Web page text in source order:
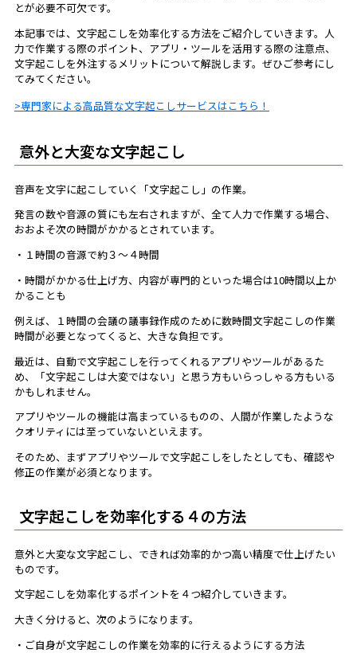
o
o
とが必要不可欠です。
本記事では、文字起こしを効率化する方法をご紹介していきます。人
力で作業する際のポイント、アプリ・ツールを活用する際の注意点、
文字起こしを外注するメリットについて解説します。ぜひご参考にし
てみてください。
専門家による高品質な文字起こしサービスはこちら！
意外と大変な文字起こし
音声を文字に起こしていく「文字起こし」の作業。
発言の数や音源の質にも左右されますが、全て人力で作業する場合、
おおよそ次の時間がかかるとされています。
・１時間の音源で約３〜４時間
・時間がかかる仕上げ方、内容が専門的といった場合は10時間以上か
かることも
例えば、１時間の会議の議事録作成のために数時間文字起こしの作業
時間が必要となってくると、大きな負担です。
最近は、自動で文字起こしを行ってくれるアプリやツールがあるた
め、「文字起こしは大変ではない」と思う方もいらっしゃる方もいる
かもしれません。
アプリやツールの機能は高まっているものの、人間が作業したような
クオリティには至っていないといえます。
そのため、まずアプリやツールで文字起こしをしたとしても、確認や
修正の作業が必須となります。
文字起こしを効率化する４の方法
意外と大変な文字起こし、できれば効率的かつ高い精度で仕上げたい
ものです。
文字起こしを効率化するポイントを４つ紹介していきます。
大きく分けると、次のようになります。
・ご自身が文字起こしの作業を効率的に行えるようにする方法